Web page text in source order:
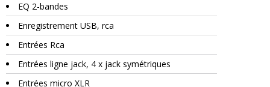
EQ 2-bandes
Enregistrement USB, rca
Entrées Rca
Entrées ligne jack, 4 x jack symétriques
Entrées micro XLR